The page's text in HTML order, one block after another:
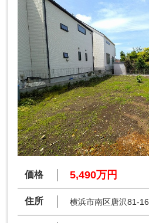
価格 5,490万円
住所 横浜市南区唐沢81-16